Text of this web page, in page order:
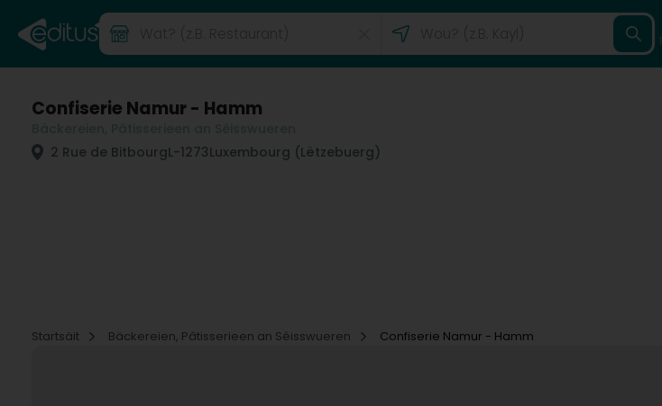
Confiserie Namur - Hamm
2 Rue de BitbourgL-1273Luxembourg (Lëtzebuerg)
Startsäit
Bäckereien, Pâtisserieen an Séisswueren Confiserie Namur - Hamm